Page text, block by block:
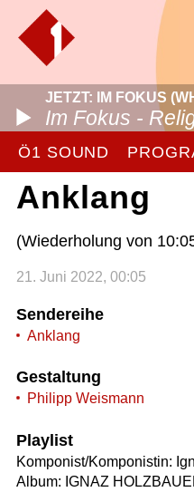
JETZT: IM FOKUS
Im Fokus -
Ö1 SOUND
Anklang
(Wiederholung von
21. Juni 2022, 00:05
Sendereihe
Anklang
Gestaltung
Philipp Weismann
Playlist
Komponist/Komponistin:
Album: IGNAZ